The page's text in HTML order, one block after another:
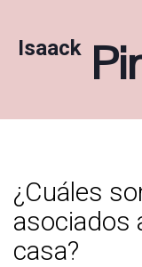
Isaack
¿Cuáles
asociados
casa?